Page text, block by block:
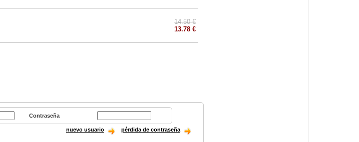
14.50 €
13.78 €
Contraseña
nuevo usuario pérdida de contraseña